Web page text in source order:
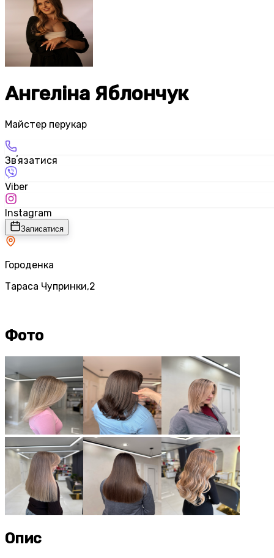
Ангеліна Яблончук
Майстер перукар
Звʼязатися
Viber
Instagram
Записатися
Городенка
Тараса Чупринки,2
Фото
Опис